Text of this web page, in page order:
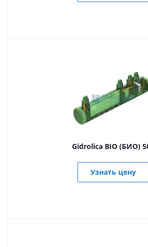
Gidrolica BIO (БИО)
Узнать цену